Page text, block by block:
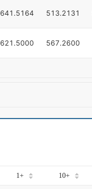
641.5164 513.2131
621.5000 567.2600
1+ 10+